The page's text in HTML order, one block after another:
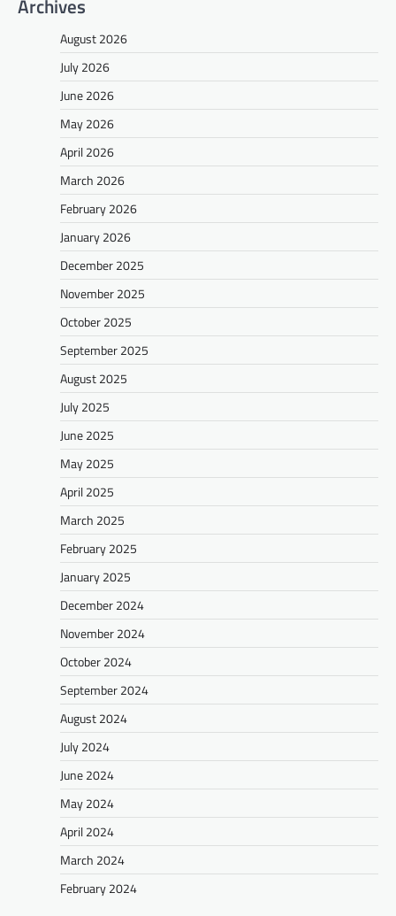
Archives
August 2026
July 2026
June 2026
May 2026
April 2026
March 2026
February 2026
January 2026
December 2025
November 2025
October 2025
September 2025
August 2025
July 2025
June 2025
May 2025
April 2025
March 2025
February 2025
January 2025
December 2024
November 2024
October 2024
September 2024
August 2024
July 2024
June 2024
May 2024
April 2024
March 2024
February 2024